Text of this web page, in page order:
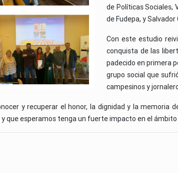
de Políticas Sociales,
de Fudepa, y
Con este estudio
conquista de las
padecido en primera
grupo social que
campesinos y
y recuperar el honor, la dignidad y la
que esperamos tenga un fuerte impacto en el